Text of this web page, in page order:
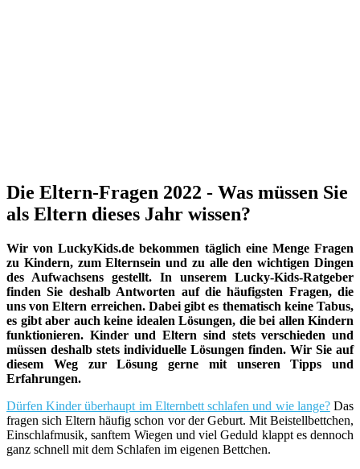
Die Eltern-Fragen 2022 - Was müssen Sie
als Eltern dieses Jahr wissen?
Wir von LuckyKids.de bekommen täglich eine Menge Fragen
zu Kindern, zum Elternsein und zu alle den wichtigen Dingen
des Aufwachsens gestellt. In unserem Lucky-Kids-Ratgeber
finden Sie deshalb Antworten auf die häufigsten Fragen, die
uns von Eltern erreichen. Dabei gibt es thematisch keine Tabus,
es gibt aber auch keine idealen Lösungen, die bei allen Kindern
funktionieren. Kinder und Eltern sind stets verschieden und
müssen deshalb stets individuelle Lösungen finden. Wir Sie auf
diesem Weg zur Lösung gerne mit unseren Tipps und
Erfahrungen.
Dürfen Kinder überhaupt im Elternbett schlafen und wie lange?Das
fragen sich Eltern häufig schon vor der Geburt. Mit Beistellbettchen,
Einschlafmusik, sanftem Wiegen und viel Geduld klappt es dennoch
ganz schnell mit dem Schlafen im eigenen Bettchen.